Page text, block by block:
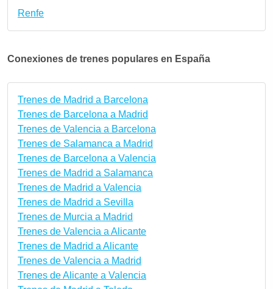
Renfe
Conexiones de trenes populares en España
Trenes de Madrid a Barcelona
Trenes de Barcelona a Madrid
Trenes de Valencia a Barcelona
Trenes de Salamanca a Madrid
Trenes de Barcelona a Valencia
Trenes de Madrid a Salamanca
Trenes de Madrid a Valencia
Trenes de Madrid a Sevilla
Trenes de Murcia a Madrid
Trenes de Valencia a Alicante
Trenes de Madrid a Alicante
Trenes de Valencia a Madrid
Trenes de Alicante a Valencia